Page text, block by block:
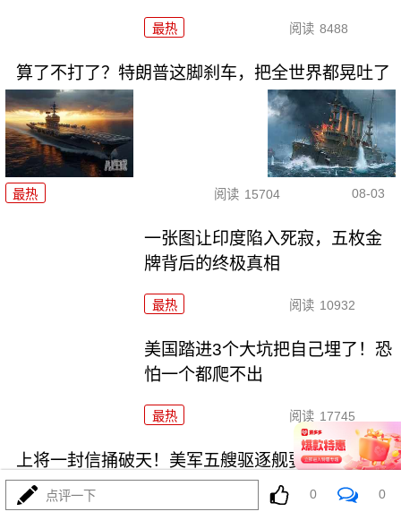
最热 阅读 8488
算了不打了？特朗普这脚刹车，把全世界都晃吐了
最热 阅读 15704 08-03
一张图让印度陷入死寂，五枚金
牌背后的终极真相
最热 阅读 10932
美国踏进3个大坑把自己埋了！恐
怕一个都爬不出
最热 阅读 17745
上将一封信捅破天！美军五艘驱逐舰要盖三口锅！
点评一下 0 0